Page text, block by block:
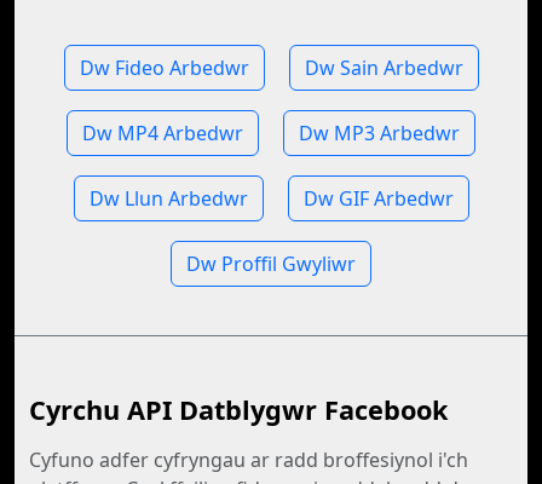
Dw Fideo Arbedwr Dw Sain Arbedwr
Dw MP4 Arbedwr Dw MP3 Arbedwr
Dw Llun Arbedwr Dw GIF Arbedwr
Dw Proffil Gwyliwr
Cyrchu API Datblygwr Facebook
Cyfuno adfer cyfryngau ar radd broffesiynol i'ch